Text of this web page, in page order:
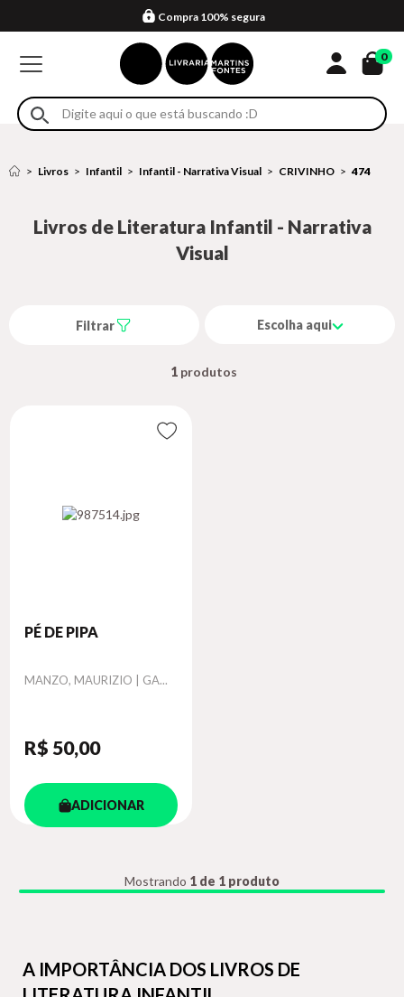
Formas de entrega
Compra 100% segura
Em até 4x sem juros no cartão*
Retire na loja
Eventos
0
Livros Infantil Infantil - Narrativa Visual CRIVINHO 474
Livros de Literatura Infantil - Narrativa
Visual
Filtrar Escolha aqui
1
PÉ DE PIPA
Autor
MANZO, MAURIZIO | GA...
R$ 50,00
ADICIONAR
Mostrando 1 de 1 produto
A IMPORTÂNCIA DOS LIVROS DE